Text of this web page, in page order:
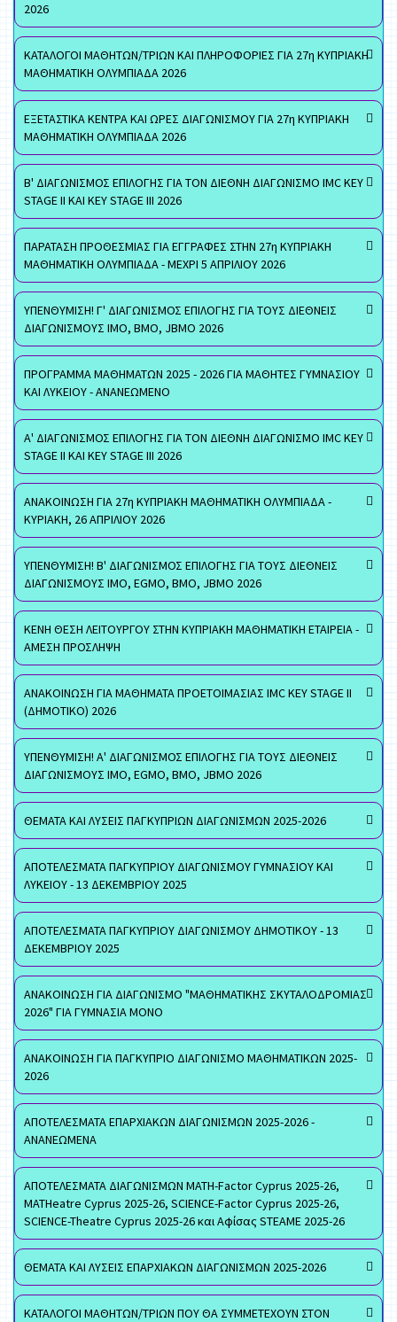
2026
ΚΑΤΑΛΟΓΟΙ ΜΑΘΗΤΩΝ/ΤΡΙΩΝ ΚΑΙ ΠΛΗΡΟΦΟΡΙΕΣ ΓΙΑ 27η ΚΥΠΡΙΑΚΗ
ΜΑΘΗΜΑΤΙΚΗ ΟΛΥΜΠΙΑΔΑ 2026
ΕΞΕΤΑΣΤΙΚΑ ΚΕΝΤΡΑ ΚΑΙ ΩΡΕΣ ΔΙΑΓΩΝΙΣΜΟΥ ΓΙΑ 27η ΚΥΠΡΙΑΚΗ
ΜΑΘΗΜΑΤΙΚΗ ΟΛΥΜΠΙΑΔΑ 2026
Β' ΔΙΑΓΩΝΙΣΜΟΣ ΕΠΙΛΟΓΗΣ ΓΙΑ ΤΟΝ ΔΙΕΘΝΗ ΔΙΑΓΩΝΙΣΜΟ IMC KEY
STAGE II ΚΑΙ KEY STAGE III 2026
ΠΑΡΑΤΑΣΗ ΠΡΟΘΕΣΜΙΑΣ ΓΙΑ ΕΓΓΡΑΦΕΣ ΣΤΗΝ 27η ΚΥΠΡΙΑΚΗ
ΜΑΘΗΜΑΤΙΚΗ ΟΛΥΜΠΙΑΔΑ - ΜΕΧΡΙ 5 ΑΠΡΙΛΙΟΥ 2026
ΥΠΕΝΘΥΜΙΣΗ! Γ' ΔΙΑΓΩΝΙΣΜΟΣ ΕΠΙΛΟΓΗΣ ΓΙΑ ΤΟΥΣ ΔΙΕΘΝΕΙΣ
ΔΙΑΓΩΝΙΣΜΟΥΣ ΙΜΟ, ΒΜΟ, JBMO 2026
ΠΡΟΓΡΑΜΜΑ ΜΑΘΗΜΑΤΩΝ 2025 - 2026 ΓΙΑ ΜΑΘΗΤΕΣ ΓΥΜΝΑΣΙΟΥ
ΚΑΙ ΛΥΚΕΙΟΥ - ΑΝΑΝΕΩΜΕΝΟ
Α' ΔΙΑΓΩΝΙΣΜΟΣ ΕΠΙΛΟΓΗΣ ΓΙΑ ΤΟΝ ΔΙΕΘΝΗ ΔΙΑΓΩΝΙΣΜΟ IMC KEY
STAGE II ΚΑΙ KEY STAGE III 2026
ΑΝΑΚΟΙΝΩΣΗ ΓΙΑ 27η ΚΥΠΡΙΑΚΗ ΜΑΘΗΜΑΤΙΚΗ ΟΛΥΜΠΙΑΔΑ -
ΚΥΡΙΑΚΗ, 26 ΑΠΡΙΛΙΟΥ 2026
ΥΠΕΝΘΥΜΙΣΗ! Β' ΔΙΑΓΩΝΙΣΜΟΣ ΕΠΙΛΟΓΗΣ ΓΙΑ ΤΟΥΣ ΔΙΕΘΝΕΙΣ
ΔΙΑΓΩΝΙΣΜΟΥΣ ΙΜΟ, EGMO, ΒΜΟ, JBMO 2026
ΚΕΝΗ ΘΕΣΗ ΛΕΙΤΟΥΡΓΟΥ ΣΤΗΝ ΚΥΠΡΙΑΚΗ ΜΑΘΗΜΑΤΙΚΗ ΕΤΑΙΡΕΙΑ -
ΑΜΕΣΗ ΠΡΟΣΛΗΨΗ
ΑΝΑΚΟΙΝΩΣΗ ΓΙΑ ΜΑΘΗΜΑΤΑ ΠΡΟΕΤΟΙΜΑΣΙΑΣ IMC KEY STAGE II
(ΔΗΜΟΤΙΚΟ) 2026
ΥΠΕΝΘΥΜΙΣΗ! Α' ΔΙΑΓΩΝΙΣΜΟΣ ΕΠΙΛΟΓΗΣ ΓΙΑ ΤΟΥΣ ΔΙΕΘΝΕΙΣ
ΔΙΑΓΩΝΙΣΜΟΥΣ ΙΜΟ, EGMO, ΒΜΟ, JBMO 2026
ΘΕΜΑΤΑ ΚΑΙ ΛΥΣΕΙΣ ΠΑΓΚΥΠΡΙΩΝ ΔΙΑΓΩΝΙΣΜΩΝ 2025-2026
ΑΠΟΤΕΛΕΣΜΑΤΑ ΠΑΓΚΥΠΡΙΟΥ ΔΙΑΓΩΝΙΣΜΟΥ ΓΥΜΝΑΣΙΟΥ ΚΑΙ
ΛΥΚΕΙΟΥ - 13 ΔΕΚΕΜΒΡΙΟΥ 2025
ΑΠΟΤΕΛΕΣΜΑΤΑ ΠΑΓΚΥΠΡΙΟΥ ΔΙΑΓΩΝΙΣΜΟΥ ΔΗΜΟΤΙΚΟΥ - 13
ΔΕΚΕΜΒΡΙΟΥ 2025
ΑΝΑΚΟΙΝΩΣΗ ΓΙΑ ΔΙΑΓΩΝΙΣΜΟ "ΜΑΘΗΜΑΤΙΚΗΣ ΣΚΥΤΑΛΟΔΡΟΜΙΑΣ
2026" ΓΙΑ ΓΥΜΝΑΣΙΑ ΜΟΝΟ
ΑΝΑΚΟΙΝΩΣΗ ΓΙΑ ΠΑΓΚΥΠΡΙΟ ΔΙΑΓΩΝΙΣΜΟ ΜΑΘΗΜΑΤΙΚΩΝ 2025-
2026
ΑΠΟΤΕΛΕΣΜΑΤΑ ΕΠΑΡΧΙΑΚΩΝ ΔΙΑΓΩΝΙΣΜΩΝ 2025-2026 -
ΑΝΑΝΕΩΜΕΝΑ
ΑΠΟΤΕΛΕΣΜΑΤΑ ΔΙΑΓΩΝΙΣΜΩΝ MATH-Factor Cyprus 2025-26,
MATHeatre Cyprus 2025-26, SCIENCE-Factor Cyprus 2025-26,
SCIENCE-Theatre Cyprus 2025-26 και Αφίσας STEAME 2025-26
ΘΕΜΑΤΑ ΚΑΙ ΛΥΣΕΙΣ ΕΠΑΡΧΙΑΚΩΝ ΔΙΑΓΩΝΙΣΜΩΝ 2025-2026
ΚΑΤΑΛΟΓΟΙ ΜΑΘΗΤΩΝ/ΤΡΙΩΝ ΠΟΥ ΘΑ ΣΥΜΜΕΤΕΧΟΥΝ ΣΤΟΝ